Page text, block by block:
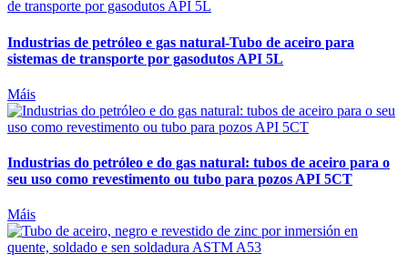
Industrias de petróleo e gas natural-Tubo de aceiro para
sistemas de transporte por gasodutos API 5L
Máis
Industrias do petróleo e do gas natural: tubos de aceiro para o
seu uso como revestimento ou tubo para pozos API 5CT
Máis